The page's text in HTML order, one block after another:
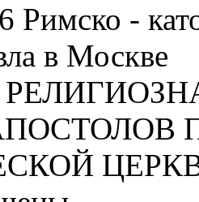
Римско -
в Москве